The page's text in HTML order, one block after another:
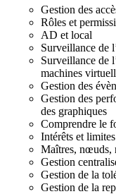
Gestion des
Rôles et
AD et local
Surveillance de
Surveillance de
machines
Gestion des
Gestion des
des graphiques
Comprendre le
Intérêts et
Maîtres, nœuds,
Gestion
Gestion de la
Gestion de la